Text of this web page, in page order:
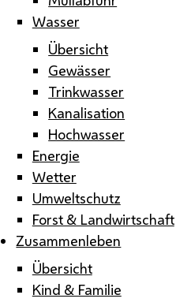
Wasser
Übersicht
Gewässer
Trinkwasser
Kanalisation
Hochwasser
Energie
Wetter
Umweltschutz
Forst & Landwirtschaft
Zusammenleben
Übersicht
Kind & Familie